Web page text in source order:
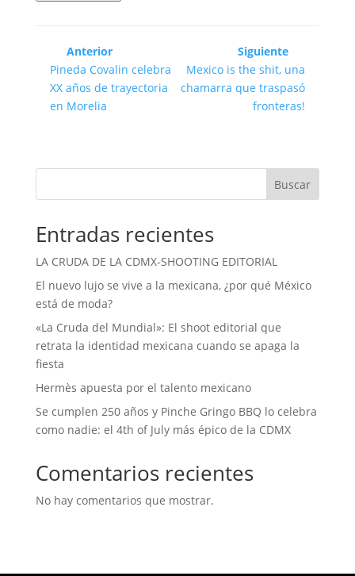
Anterior
Pineda Covalin celebra
XX años de trayectoria
en Morelia
Siguiente
Mexico is the shit, una
chamarra que traspasó
fronteras!
Buscar
Entradas recientes
LA CRUDA DE LA CDMX-SHOOTING EDITORIAL
El nuevo lujo se vive a la mexicana, ¿por qué México
está de moda?
«La Cruda del Mundial»: El shoot editorial que
retrata la identidad mexicana cuando se apaga la
fiesta
Hermès apuesta por el talento mexicano
Se cumplen 250 años y Pinche Gringo BBQ lo celebra
como nadie: el 4th of July más épico de la CDMX
Comentarios recientes
No hay comentarios que mostrar.